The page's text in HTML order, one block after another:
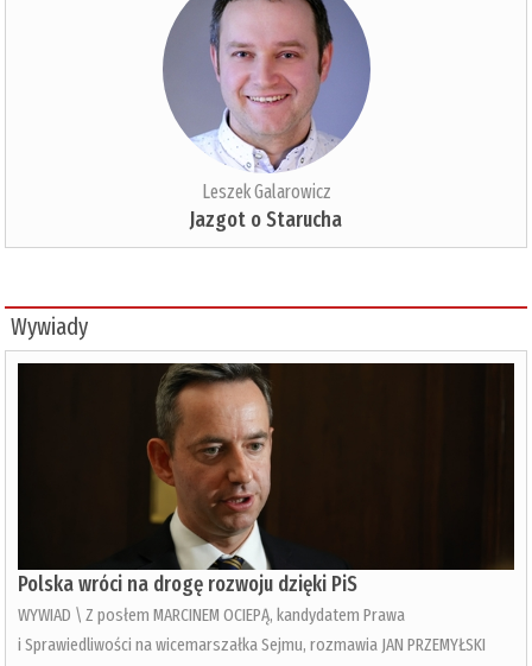
Leszek Galarowicz
Jazgot o Starucha
Wywiady
Polska wróci na drogę rozwoju dzięki PiS
WYWIAD \ Z posłem MARCINEM OCIEPĄ, kandydatem Prawa
i Sprawiedliwości na wicemarszałka Sejmu, rozmawia JAN PRZEMYŁSKI